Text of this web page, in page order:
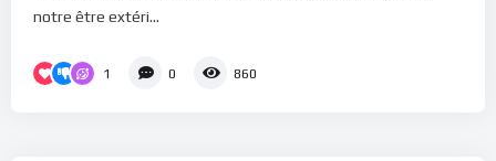
notre être extéri...
1 0 860